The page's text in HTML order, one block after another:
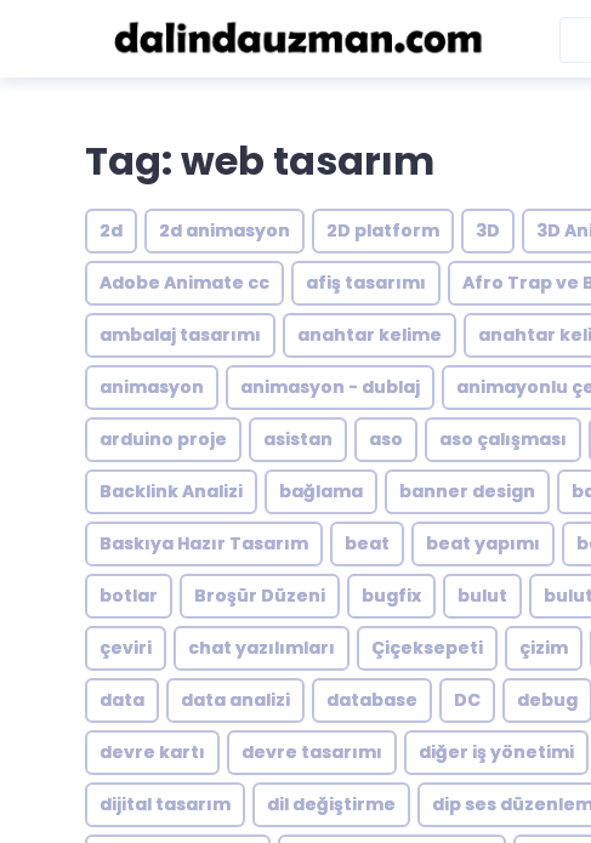
Tag: web tasarım
2d 2d animasyon 2D platform 3D 3D
Adobe Animate cc afiş tasarımı Afro Trap ve
ambalaj tasarımı anahtar kelime anahtar
animasyon animasyon - dublaj animayonlu
arduino proje asistan aso aso çalışması
Backlink Analizi bağlama banner design
Baskıya Hazır Tasarım beat beat yapımı
botlar Broşür Düzeni bugfix bulut
çeviri chat yazılımları Çiçeksepeti çizim
data data analizi database DC debug
devre kartı devre tasarımı diğer iş yönetimi
dijital tasarım dil değiştirme dip ses